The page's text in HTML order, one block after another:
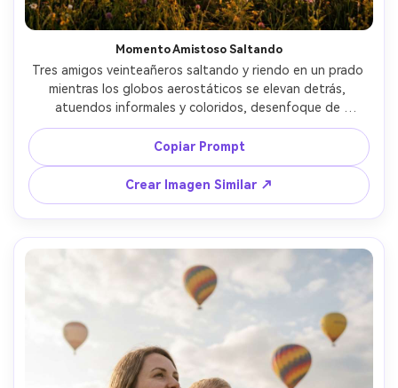
Momento Amistoso Saltando
Tres amigos veinteañeros saltando y riendo en un prado
mientras los globos aerostáticos se elevan detrás,
atuendos informales y coloridos, desenfoque de
movimiento en el salto pero rostros nítidos, luz del
amanecer, captada con Sony A1, lente de 24mm,
encuadre ancho de cuerpo entero, ambiente social
enérgico, detalles realistas de piel y telas --ar 4:5
Copiar Prompt
Crear Imagen Similar ↗
Crea imágenes IA
ilimitadas. 100 %
gratis!
Empieza Gratis→